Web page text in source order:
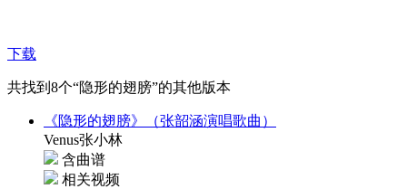
下载
共找到 8个“隐形的翅膀”的其他版本
《隐形的翅膀》（张韶涵演唱歌曲）
Venus张小林
含曲谱
相关视频